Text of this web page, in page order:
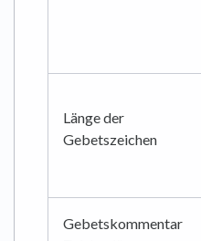
Länge der
Gebetszeichen
Gebetskommentar